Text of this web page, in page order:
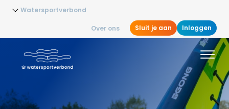
Watersportverbond
Over ons Sluit je aan Inloggen